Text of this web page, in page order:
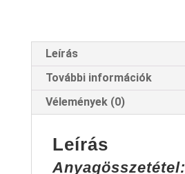
Leírás
További információk
Vélemények (0)
Leírás
Anyagösszetétel: